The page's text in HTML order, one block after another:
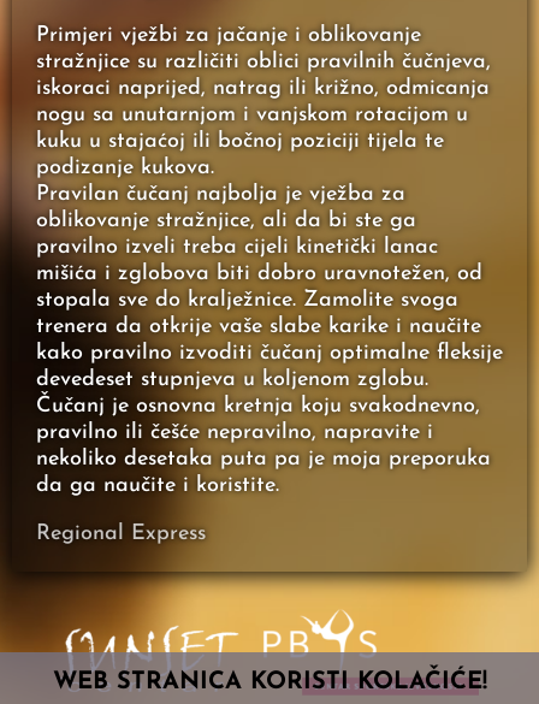
Primjeri vježbi za jačanje i oblikovanje
stražnjice su različiti oblici pravilnih čučnjeva,
iskoraci naprijed, natrag ili križno, odmicanja
nogu sa unutarnjom i vanjskom rotacijom u
kuku u stajaćoj ili bočnoj poziciji tijela te
podizanje kukova.
Pravilan čučanj najbolja je vježba za
oblikovanje stražnjice, ali da bi ste ga
pravilno izveli treba cijeli kinetički lanac
mišića i zglobova biti dobro uravnotežen, od
stopala sve do kralježnice. Zamolite svoga
trenera da otkrije vaše slabe karike i naučite
kako pravilno izvoditi čučanj optimalne fleksije
devedeset stupnjeva u koljenom zglobu.
Čučanj je osnovna kretnja koju svakodnevno,
pravilno ili češće nepravilno, napravite i
nekoliko desetaka puta pa je moja preporuka
da ga naučite i koristite.
Regional Express
WEB STRANICA KORISTI KOLAČIĆE!